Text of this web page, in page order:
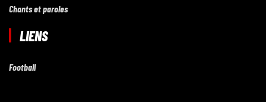
Chants et paroles
LIENS
Football